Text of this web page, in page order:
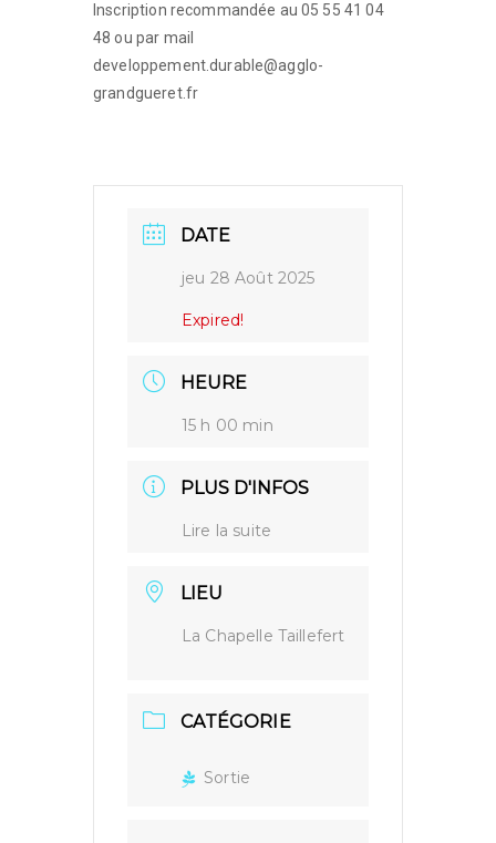
Inscription recommandée au 05 55 41 04
48 ou par mail
developpement.durable@agglo-
grandgueret.fr
DATE
jeu 28 Août 2025
Expired!
HEURE
15 h 00 min
PLUS D'INFOS
Lire la suite
LIEU
La Chapelle Taillefert
CATÉGORIE
Sortie